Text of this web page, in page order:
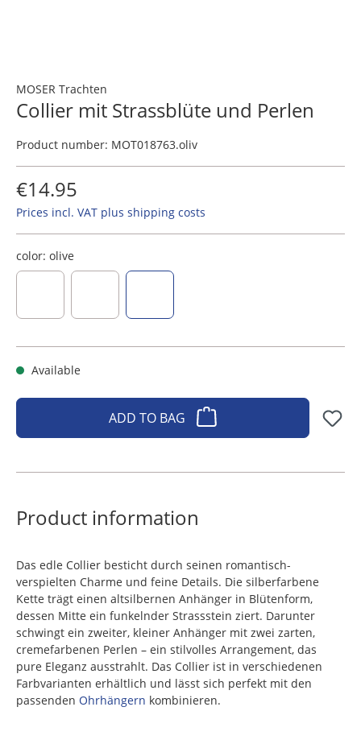
MOSER Trachten
Collier mit Strassblüte und Perlen
Product number: MOT018763.oliv
€14.95
Prices incl. VAT plus shipping costs
color: olive
Available
ADD TO BAG
Product information
Das edle Collier besticht durch seinen romantisch-
verspielten Charme und feine Details. Die silberfarbene
Kette trägt einen altsilbernen Anhänger in Blütenform,
dessen Mitte ein funkelnder Strassstein ziert. Darunter
schwingt ein zweiter, kleiner Anhänger mit zwei zarten,
cremefarbenen Perlen – ein stilvolles Arrangement, das
pure Eleganz ausstrahlt. Das Collier ist in verschiedenen
Farbvarianten erhältlich und lässt sich perfekt mit den
passenden Ohrhängern kombinieren.